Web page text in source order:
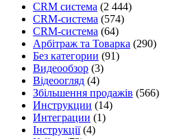
CRM система (2 444)
CRM-система (574)
CRM-система (64)
Арбітраж та Товарка (290)
Без категории (91)
Видеообзор (3)
Відеоогляд (4)
Збільшення продажів (566)
Инструкции (14)
Интеграции (1)
Інструкції(4)